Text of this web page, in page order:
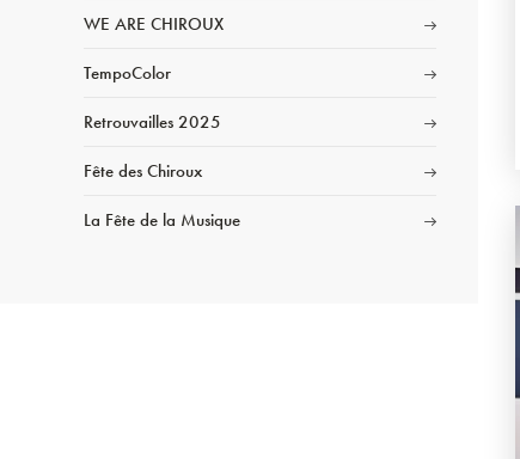
WE ARE CHIROUX
TempoColor
Retrouvailles 2025
Fête des Chiroux
La Fête de la Musique